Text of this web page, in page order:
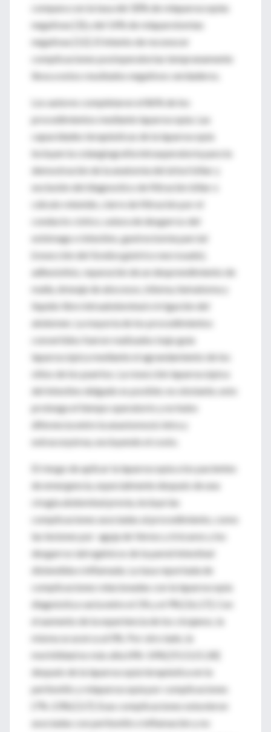
compara con la tasa del 30% de relaparoscopías
negativas [3] y del 14% de relaparotomias
negativas [12]. El intento de reconocer
complicaciones postoperatorias tempranamente
lleva a estos resultados negativos verdaderos.
Los autores completaron el 86% de los
procedimientos mediante laparoscopia. Las
capacidades terapéuticas de la laparoscopía
incluyen la colangiografía intraoperatoria para la
demostración de la anatomía del árbol biliar y
exclusión del diagnostico de filtración biliar o
cálculo retenido, cierre de filtración por el
conducto cístico, sutura de desgarros del
estómago e intestino, gastrectomía parcial
(resección del
fundusgástrico necrosado),
adhesiolisis, reparación de un desprendimiento de
malla, drenaje de abscesos, biloma, hematoma y
líquido libre intraabdominal e irrigación del
abdomen. La mayoría de los procedimientos
convertidos fueron realizados bajo guía
laparoscópica mediante el agrandamiento de los
sitios de los puertos. La resección laparoscópica
del intestino delgado es posible; no obstante, esto
prolonga el tiempo operatorio y no hubo
diferencia entre la anastomosis intra y
extracorpórea, excluyendo el costo.
El riesgo de aplicar la laparoscopía a los pacientes
de emergencia, especialmente después de una
cirugía abdominal previa, incluye las
complicaciones asociadas al procedimiento, como
las lesiones por aguja de Veress y trócares y los
desgarros iatrogénicos de la pared intestinal
distendida e inflamada. La tasa reportada de
complicaciones relacionadas con la laparoscopía
diagnóstica varía entre el 1% y el 9% [16,17]. Con
el aumento de la experiencia de los cirujanos, la
misma se acerca al 0%. Por otro lado, la
morbilidad es más alta (4%-14%) [9,13,15,18]
después de la laparoscopía terapéutica en la
peritonitis y relaparoscopía por complicaciones
(7%-23%) [3,7]. Esas complicaciones estuvieron
asociadas con peritonitis e inflamación y no